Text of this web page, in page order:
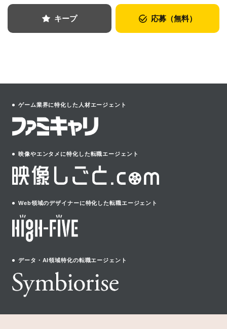
キープ 応募（無料）
ゲーム業界に特化した人材エージェント
映像やエンタメに特化した転職エージェント
Web領域のデザイナーに特化した転職エージェント
データ・AI領域特化の転職エージェント